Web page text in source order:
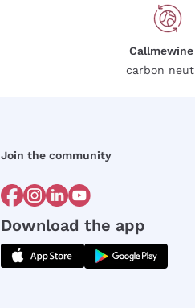
carbon
Join the community
Download the app